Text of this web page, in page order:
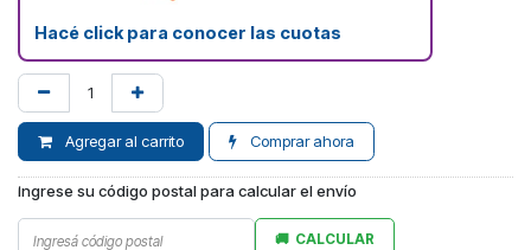
Hacé click para conocer las cuotas
Agregar al carrito Comprar ahora
Ingrese su código postal para calcular el envío
CALCULAR